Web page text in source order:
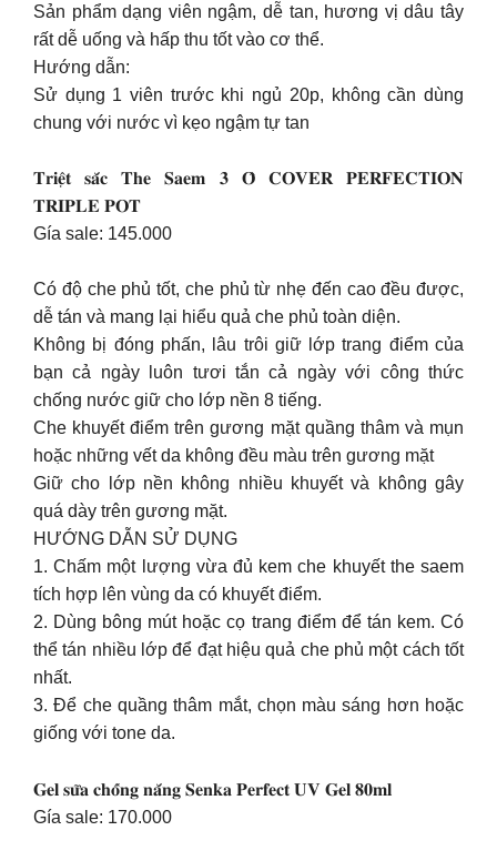
Sản phẩm dạng viên ngậm, dễ tan, hương vị dâu tây
rất dễ uống và hấp thu tốt vào cơ thể.
Hướng dẫn:
Sử dụng 1 viên trước khi ngủ 20p, không cần dùng
chung với nước vì kẹo ngậm tự tan
𝐓𝐫𝐢𝐞̣̂𝐭 𝐬𝐚̆́𝐜 𝐓𝐡𝐞 𝐒𝐚𝐞𝐦 𝟑 𝐎̂ 𝐂𝐎𝐕𝐄𝐑 𝐏𝐄𝐑𝐅𝐄𝐂𝐓𝐈𝐎𝐍
𝐓𝐑𝐈𝐏𝐋𝐄 𝐏𝐎𝐓
Gía sale: 145.000
Có độ che phủ tốt, che phủ từ nhẹ đến cao đều được,
dễ tán và mang lại hiểu quả che phủ toàn diện.
Không bị đóng phấn, lâu trôi giữ lớp trang điểm của
bạn cả ngày luôn tươi tắn cả ngày với công thức
chống nước giữ cho lớp nền 8 tiếng.
Che khuyết điểm trên gương mặt quầng thâm và mụn
hoặc những vết da không đều màu trên gương mặt
Giữ cho lớp nền không nhiều khuyết và không gây
quá dày trên gương mặt.
HƯỚNG DẪN SỬ DỤNG
1. Chấm một lượng vừa đủ kem che khuyết the saem
tích hợp lên vùng da có khuyết điểm.
2. Dùng bông mút hoặc cọ trang điểm để tán kem. Có
thể tán nhiều lớp để đạt hiệu quả che phủ một cách tốt
nhất.
3. Để che quầng thâm mắt, chọn màu sáng hơn hoặc
giống với tone da.
𝐆𝐞𝐥 𝐬𝐮̛̃𝐚 𝐜𝐡𝐨̂́𝐧𝐠 𝐧𝐚̆́𝐧𝐠 𝐒𝐞𝐧𝐤𝐚 𝐏𝐞𝐫𝐟𝐞𝐜𝐭 𝐔𝐕 𝐆𝐞𝐥 𝟖𝟎𝐦𝐥
Gía sale: 170.000